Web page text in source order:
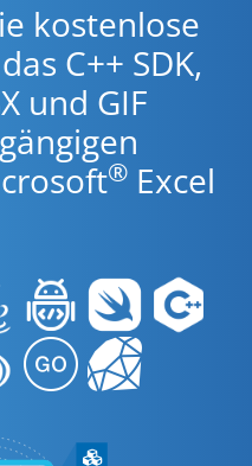
kostenlose
C++ SDK,
und GIF
® Excel